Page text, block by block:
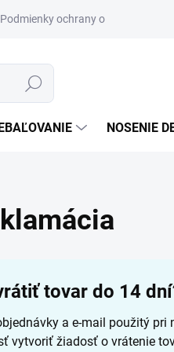
Podmienky ochrany osobných
Hľadať
NOSENIE
tovar do 14
a e-mail použitý pri
vytvoriť žiadosť o vrátenie